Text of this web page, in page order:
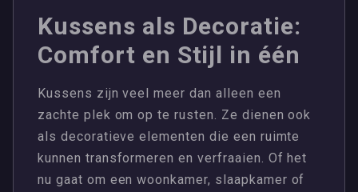
Kussens als Decoratie:
Comfort en Stijl in één
Kussens zijn veel meer dan alleen een
zachte plek om op te rusten. Ze dienen ook
als decoratieve elementen die een ruimte
kunnen transformeren en verfraaien. Of het
nu gaat om een woonkamer, slaapkamer of